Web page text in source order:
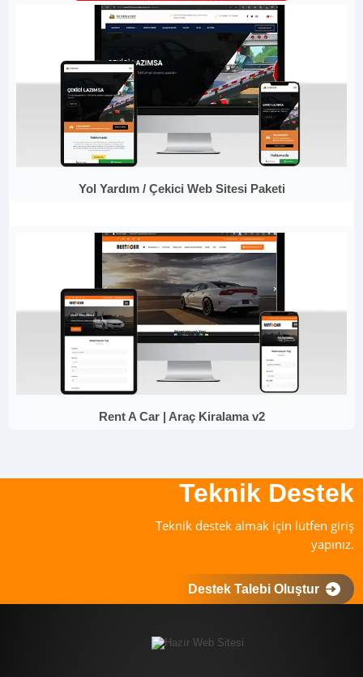
Yol Yardım / Çekici Web Sitesi Paketi
Rent A Car | Araç Kiralama v2
Teknik Destek
Teknik destek almak için lütfen giriş
yapınız.
Destek Talebi Oluştur